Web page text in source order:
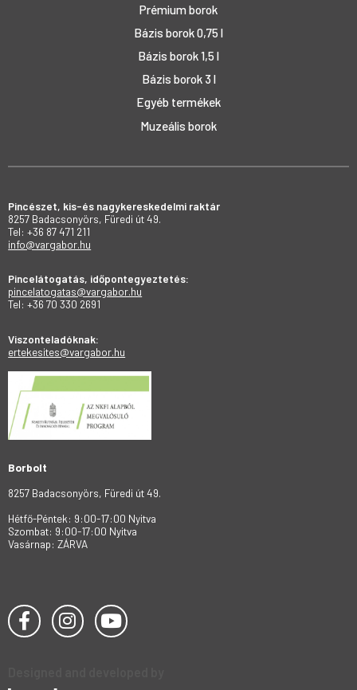
Prémium borok
Bázis borok 0,75 l
Bázis borok 1,5 l
Bázis borok 3 l
Egyéb termékek
Muzeális borok
Pincészet, kis-és nagykereskedelmi raktár
8257 Badacsonyörs, Füredi út 49.
Tel: +36 87 471 211
info@vargabor.hu
Pincelátogatás, időpontegyeztetés:
pincelatogatas@vargabor.hu
Tel: +36 70 330 2691
Viszonteladóknak:
ertekesites@vargabor.hu
Borbolt
8257 Badacsonyörs, Füredi út 49.
Hétfő-Péntek: 9:00-17:00 Nyitva
Szombat: 9:00-17:00 Nyitva
Vasárnap: ZÁRVA